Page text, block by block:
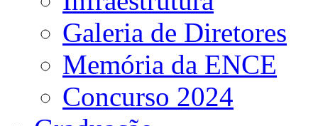
Galeria de Diretores
Memória da ENCE
Concurso 2024